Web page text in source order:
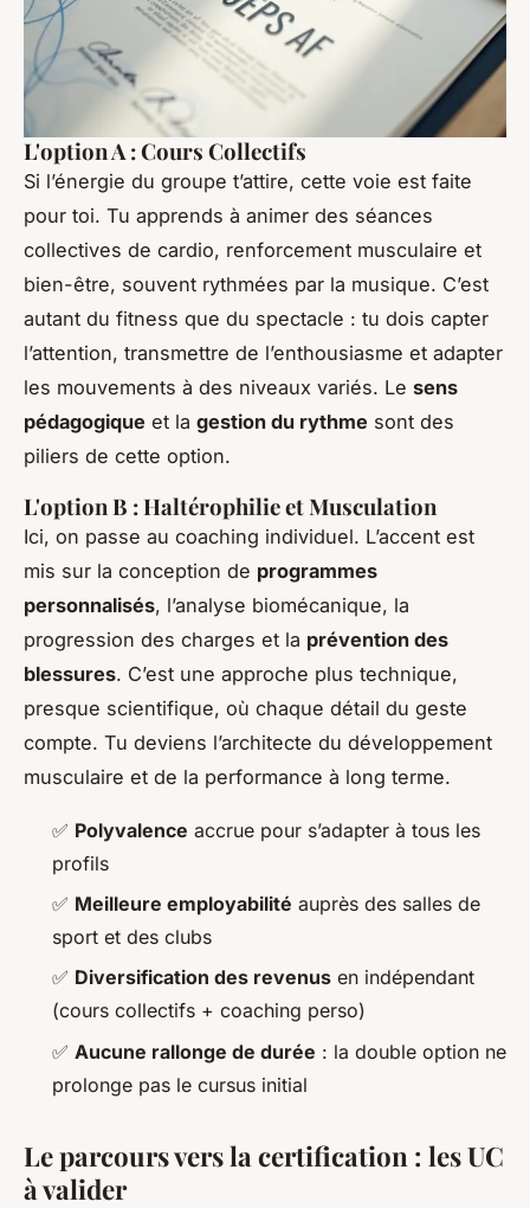
L'option A : Cours Collectifs
Si l’énergie du groupe t’attire, cette voie est faite
pour toi. Tu apprends à animer des séances
collectives de cardio, renforcement musculaire et
bien-être, souvent rythmées par la musique. C’est
autant du fitness que du spectacle : tu dois capter
l’attention, transmettre de l’enthousiasme et adapter
les mouvements à des niveaux variés. Le sens
pédagogique et la gestion du rythme sont des
piliers de cette option.
L'option B : Haltérophilie et Musculation
Ici, on passe au coaching individuel. L’accent est
mis sur la conception de programmes
personnalisés, l’analyse biomécanique, la
progression des charges et la prévention des
blessures. C’est une approche plus technique,
presque scientifique, où chaque détail du geste
compte. Tu deviens l’architecte du développement
musculaire et de la performance à long terme.
✅ Polyvalence accrue pour s’adapter à tous les
profils
✅ Meilleure employabilité auprès des salles de
sport et des clubs
✅ Diversification des revenus en indépendant
(cours collectifs + coaching perso)
✅ Aucune rallonge de durée : la double option ne
prolonge pas le cursus initial
Le parcours vers la certification : les UC
à valider